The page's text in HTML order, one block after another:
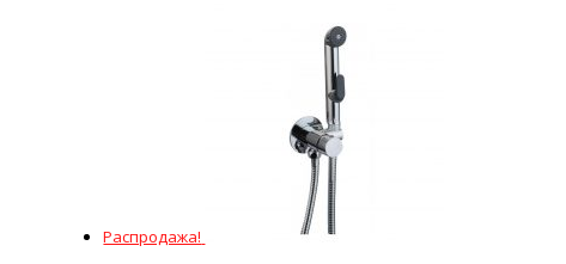
Распродажа!